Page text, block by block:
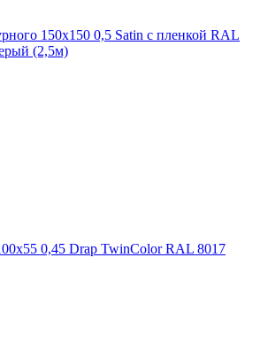
150x150 0,5 Satin с пленкой RAL
(2,5м)
0,45 Drap TwinColor RAL 8017